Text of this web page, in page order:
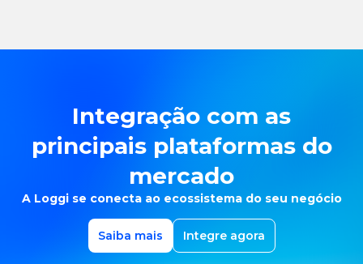
Integração com as
principais plataformas do
mercado
A Loggi se conecta ao ecossistema do seu negócio
Saiba mais Integre agora